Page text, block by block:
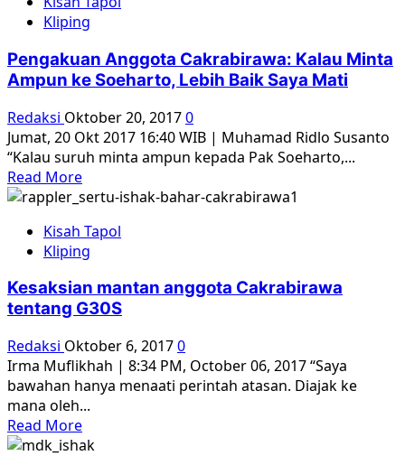
Anggota
Cakrabirawa:
Lubang
Buaya
Ada
Militer
Kliping
Pengakuan Anggota Cakrabirawa: Kalau Minta
Ampun ke Soeharto, Lebih Baik Saya Mati
Redaksi Oktober 20, 20170
Jumat, 20 Okt 2017 16:40 WIB | Muhamad Ridlo Susanto
“Kalau suruh minta ampun kepada Pak Soeharto,...
Read MoreRead
more
Pengakuan
Anggota
Kalau
Minta
ke
Soeharto,
Lebih
Baik
Saya
Mati
Kisah Tapol
Kliping
Kesaksian mantan anggota Cakrabirawa
tentang G30S
Redaksi Oktober 6, 20170
Irma Muflikhah | 8:34 PM, October 06, 2017 “Saya
bawahan hanya menaati perintah atasan. Diajak ke
mana oleh...
Read MoreRead
more